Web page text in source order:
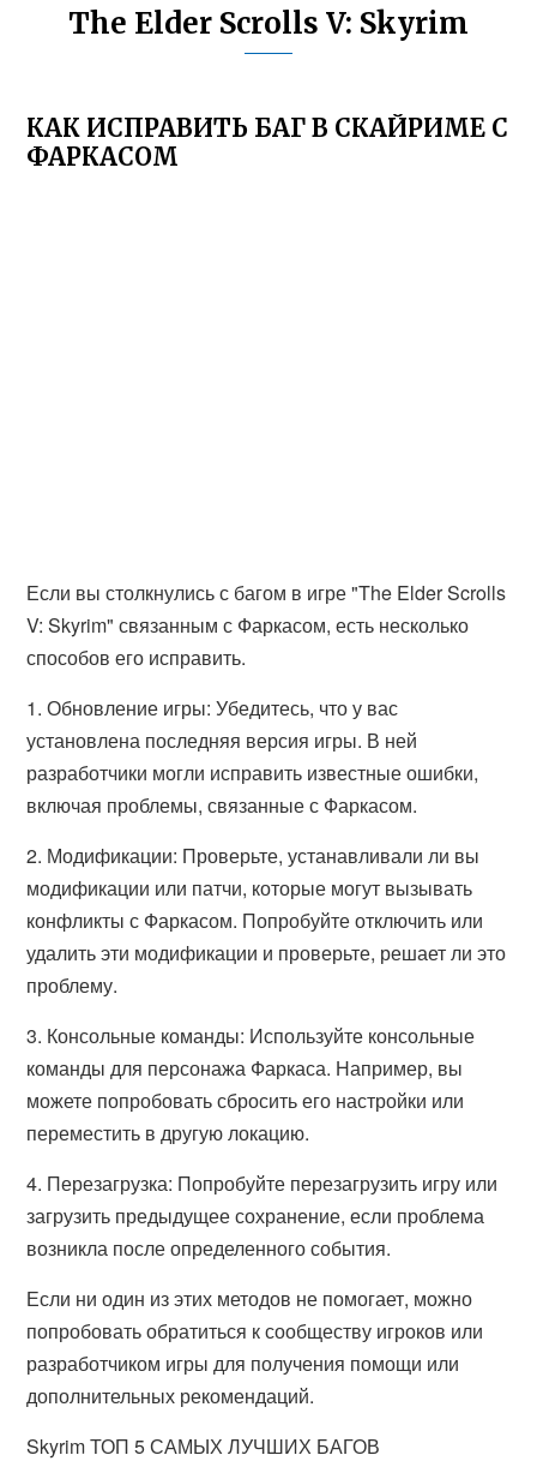
The Elder Scrolls V: Skyrim
КАК ИСПРАВИТЬ БАГ В СКАЙРИМЕ С
ФАРКАСОМ
Если вы столкнулись с багом в игре "The Elder Scrolls
V: Skyrim" связанным с Фаркасом, есть несколько
способов его исправить.
1. Обновление игры: Убедитесь, что у вас
установлена последняя версия игры. В ней
разработчики могли исправить известные ошибки,
включая проблемы, связанные с Фаркасом.
2. Модификации: Проверьте, устанавливали ли вы
модификации или патчи, которые могут вызывать
конфликты с Фаркасом. Попробуйте отключить или
удалить эти модификации и проверьте, решает ли это
проблему.
3. Консольные команды: Используйте консольные
команды для персонажа Фаркаса. Например, вы
можете попробовать сбросить его настройки или
переместить в другую локацию.
4. Перезагрузка: Попробуйте перезагрузить игру или
загрузить предыдущее сохранение, если проблема
возникла после определенного события.
Если ни один из этих методов не помогает, можно
попробовать обратиться к сообществу игроков или
разработчиком игры для получения помощи или
дополнительных рекомендаций.
Skyrim ТОП 5 САМЫХ ЛУЧШИХ БАГОВ